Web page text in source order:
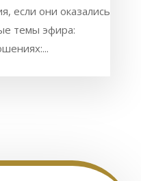
если они оказались
темы эфира: